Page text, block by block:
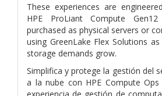
These experiences are
HPE ProLiant Compute
purchased as physical servers or
using GreenLake Flex Solutions
storage demands grow.
Simplifica y protege la gestión del
a la nube con HPE Compute Ops
experiencia de gestión de